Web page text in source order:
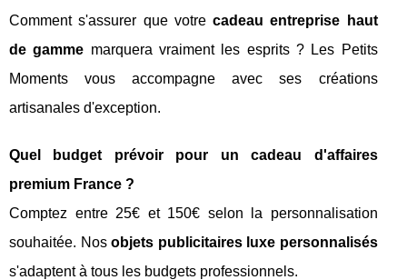
Comment s'assurer que votrecadeau entreprise haut
de gamme marquera vraiment les esprits ? Les Petits
Moments vous accompagne avec ses créations
artisanales d'exception.
Quel budget prévoir pour un cadeau d'affaires
premium France ?
Comptez entre 25€ et 150€ selon la personnalisation
souhaitée. Nosobjets publicitaires luxe personnalisés
s'adaptent à tous les budgets professionnels.